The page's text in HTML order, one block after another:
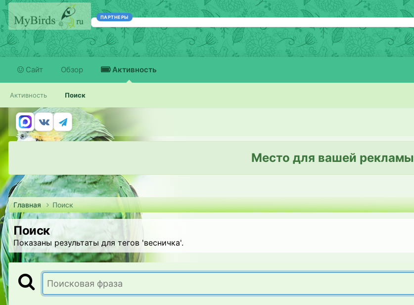
ПАРТНЕРЫ
Сайт Обзор Активность
Активность Поиск
Место для вашей рекламы
Главная Поиск
Поиск
Показаны результаты для тегов 'весничка'.